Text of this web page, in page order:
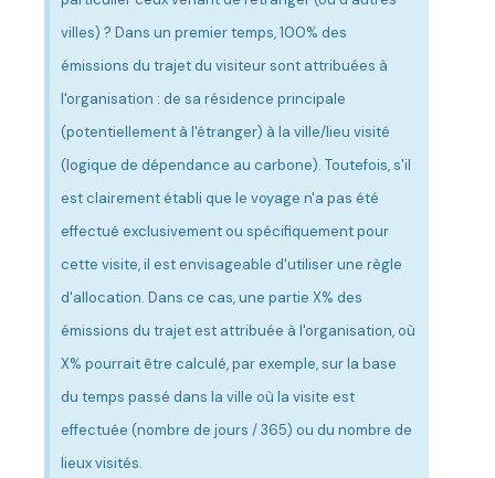
villes) ? Dans un premier temps, 100% des
émissions du trajet du visiteur sont attribuées à
l'organisation : de sa résidence principale
(potentiellement à l'étranger) à la ville/lieu visité
(logique de dépendance au carbone). Toutefois, s'il
est clairement établi que le voyage n'a pas été
effectué exclusivement ou spécifiquement pour
cette visite, il est envisageable d'utiliser une règle
d'allocation. Dans ce cas, une partie X% des
émissions du trajet est attribuée à l'organisation, où
X% pourrait être calculé, par exemple, sur la base
du temps passé dans la ville où la visite est
effectuée (nombre de jours / 365) ou du nombre de
lieux visités.